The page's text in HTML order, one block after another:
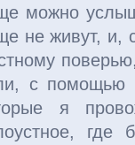
можно
не живут, и,
с помощью
я
где